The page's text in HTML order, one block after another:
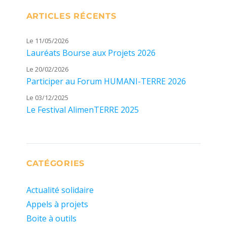
ARTICLES RÉCENTS
Le 11/05/2026
Lauréats Bourse aux Projets 2026
Le 20/02/2026
Participer au Forum HUMANI-TERRE 2026
Le 03/12/2025
Le Festival AlimenTERRE 2025
CATÉGORIES
Actualité solidaire
Appels à projets
Boite à outils